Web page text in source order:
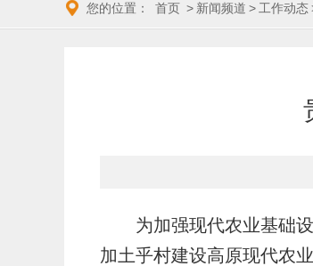
您的位置： 首页 > 新闻频道 > 工作动态
为加强现代农业基础
加土乎村建设高原现代农